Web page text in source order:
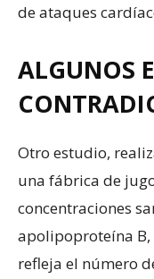
de ataques
ALGUNOS
Otro estudio,
una fábrica de
concentraciones
apolipoproteína
refleja el número